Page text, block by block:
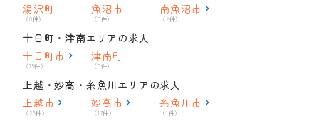
湯沢町
（0件）
魚沼市
（0件）
南魚沼市
（2件）
十日町・津南エリアの求人
十日町市
（15件）
津南町
（0件）
上越・妙高・糸魚川エリアの求人
上越市
（23件）
妙高市
（17件）
糸魚川市
（1件）